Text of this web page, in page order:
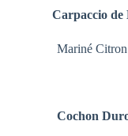
Carpaccio de
Mariné
Cochon